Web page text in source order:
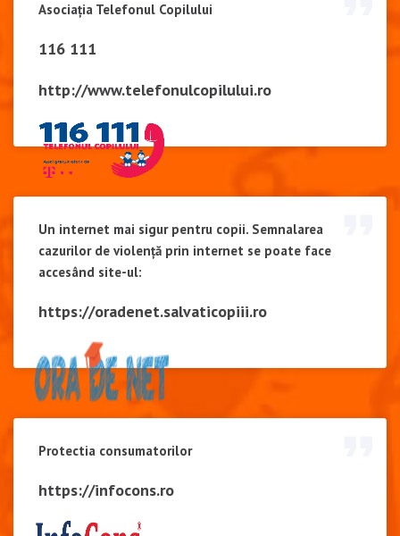
Asociația Telefonul Copilului
116 111
http://www.telefonulcopilului.ro
Un internet mai sigur pentru copii. Semnalarea
cazurilor de violență prin internet se poate face
accesând site-ul:
https://oradenet.salvaticopiii.ro
Protectia consumatorilor
https://infocons.ro